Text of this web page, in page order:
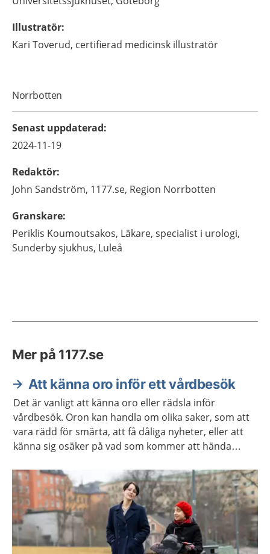
Illustratör:
Kari Toverud, certifierad medicinsk illustratör
Norrbotten
Senast uppdaterad:
2024-11-19
Redaktör:
John Sandström, 1177.se, Region Norrbotten
Granskare:
Periklis Koumoutsakos, Läkare, specialist i urologi,
Sunderby sjukhus, Luleå
Mer på 1177.se
Att känna oro inför ett vårdbesök
Det är vanligt att känna oro eller rädsla inför
vårdbesök. Oron kan handla om olika saker, som att
vara rädd för smärta, att få dåliga nyheter, eller att
känna sig osäker på vad som kommer att hända
från tidigare vårdbesök som gör dig orolig.